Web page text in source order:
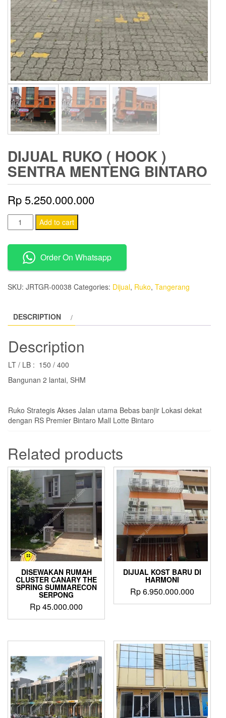
DIJUAL RUKO ( HOOK )
SENTRA MENTENG BINTARO
Rp 5.250.000.000
Dijual
Ruko
(
Hook
)
Sentra
quantity
Add to cart
Order On Whatsapp
SKU: JRTGR-00038 Categories: Dijual, Ruko, Tangerang
DESCRIPTION
Description
LT / LB : 150 / 400
Bangunan 2 lantai, SHM
Ruko Strategis Akses Jalan utama Bebas banjir Lokasi dekat
dengan RS Premier Bintaro Mall Lotte Bintaro
Related products
DISEWAKAN RUMAH
CLUSTER CANARY THE
SPRING SUMMARECON
SERPONG
Rp45.000.000
DIJUAL KOST BARU DI
HARMONI
Rp6.950.000.000